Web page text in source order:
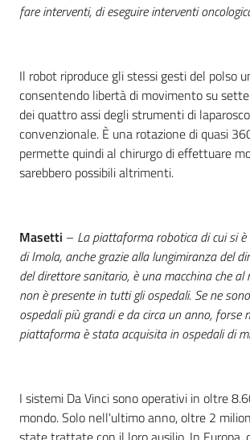
fare interventi, di eseguire interventi
Il robot riproduce gli stessi gesti del polso
consentendo libertà di movimento su
dei quattro assi degli strumenti di
convenzionale. È una rotazione di quasi
permette quindi al chirurgo di effettuare
sarebbero possibili altrimenti.
Masetti – La piattaforma robotica di cui si
di Imola, anche grazie alla lungimiranza del
del direttore sanitario, è una macchina che
non è presente in tutti gli ospedali. Se ne
ospedali più grandi e da circa un anno, forse
piattaforma è stata acquisita in ospedali di
I sistemi Da Vinci sono operativi in oltre
mondo. Solo nell'ultimo anno, oltre 2